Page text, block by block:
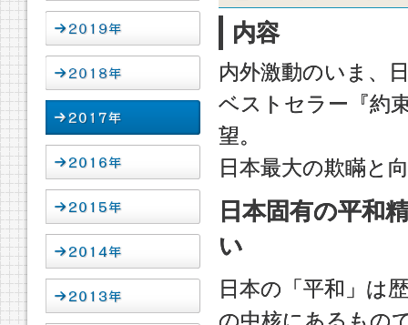
内容
内外激動のいま、
ベストセラー『約
望。
日本最大の欺瞞と
日本固有の平和
い
日本の「平和」は
の中核にあるもの